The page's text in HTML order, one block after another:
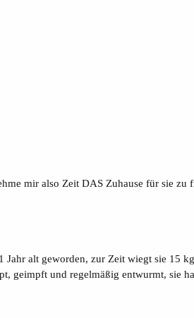
mir also Zeit DAS Zuhause für sie zu
alt geworden, zur Zeit wiegt sie 15
geimpft und regelmäßig entwurmt, sie